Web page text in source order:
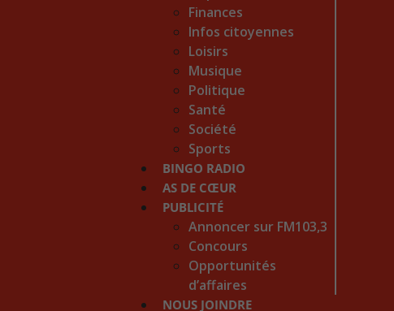
Finances
Infos citoyennes
Loisirs
Musique
Politique
Santé
Société
Sports
BINGO RADIO
AS DE CŒUR
PUBLICITÉ
Annoncer sur FM103,3
Concours
Opportunités
d’affaires
NOUS JOINDRE